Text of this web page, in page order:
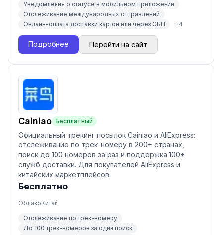
Уведомления о статусе в мобильном приложении
Отслеживание международных отправлений
Онлайн-оплата доставки картой или через СБП
+4
Подробнее Перейти на сайт
Cainiao Бесплатный
Официальный трекинг посылок Cainiao и AliExpress:
отслеживание по трек-номеру в 200+ странах,
поиск до 100 номеров за раз и поддержка 100+
служб доставки. Для покупателей AliExpress и
китайских маркетплейсов.
Бесплатно
ОблакоКитай
Отслеживание по трек-номеру
До 100 трек-номеров за один поиск